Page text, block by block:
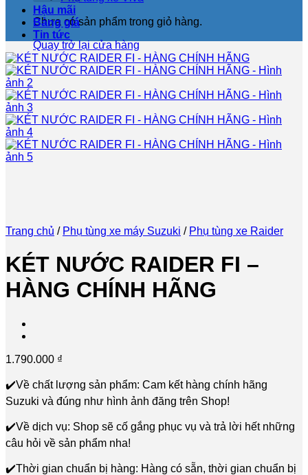
Chưa có sản phẩm trong giỏ hàng.
Quay trở lại cửa hàng
Hậu mãi
Bảng giá
Tin tức
Trang chủ / Phụ tùng xe máy Suzuki / Phụ tùng xe Raider
KÉT NƯỚC RAIDER FI –
HÀNG CHÍNH HÃNG
1.790.000 ₫
✔️Về chất lượng sản phẩm: Cam kết hàng chính hãng
Suzuki và đúng như hình ảnh đăng trên Shop!
✔️Về dịch vụ: Shop sẽ cố gắng phục vụ và trả lời hết những
câu hỏi về sản phẩm nha!
✔️Thời gian chuẩn bị hàng: Hàng có sẵn, thời gian chuẩn bị